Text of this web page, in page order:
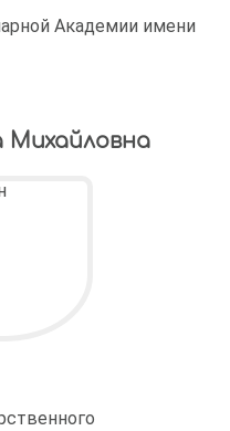
Академии имени
Михайловна